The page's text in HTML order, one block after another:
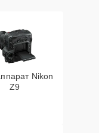
Nikon
Z9